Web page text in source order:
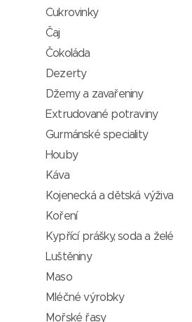
Cukrovinky
Čaj
Čokoláda
Dezerty
Džemy a zavařeniny
Extrudované potraviny
Gurmánské speciality
Houby
Káva
Kojenecká a dětská výživa
Koření
Kypřící prášky, soda a želé
Luštěniny
Maso
Mléčné výrobky
Mořské řasy